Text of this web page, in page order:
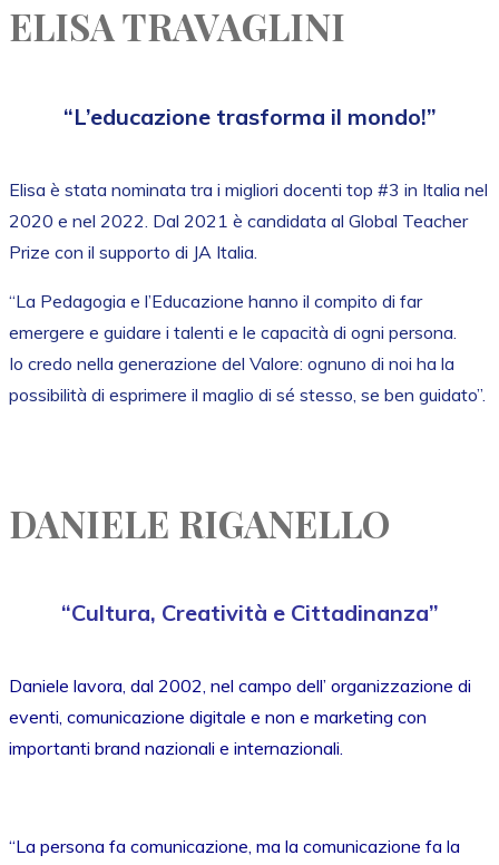
ELISA TRAVAGLINI
“L’educazione trasforma il mondo!”
Elisa è stata nominata tra i migliori docenti top #3 in Italia nel
2020 e nel 2022. Dal 2021 è candidata al Global Teacher
Prize con il supporto di JA Italia.
“La Pedagogia e l’Educazione hanno il compito di far
emergere e guidare i talenti e le capacità di ogni persona.
Io credo nella generazione del Valore: ognuno di noi ha la
possibilità di esprimere il maglio di sé stesso, se ben guidato”.
DANIELE RIGANELLO
“Cultura, Creatività e Cittadinanza”
Daniele lavora, dal 2002, nel campo dell’ organizzazione di
eventi, comunicazione digitale e non e marketing con
importanti brand nazionali e internazionali.
“La persona fa comunicazione, ma la comunicazione fa la